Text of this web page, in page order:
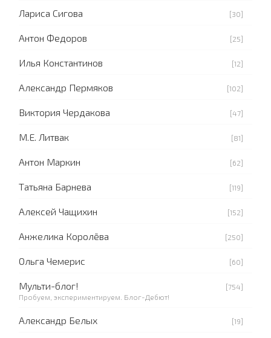
Лариса Сигова [30]
Антон Федоров [25]
Илья Константинов [12]
Александр Пермяков [102]
Виктория Чердакова [47]
М.Е. Литвак [81]
Антон Маркин [62]
Татьяна Барнева [119]
Алексей Чащихин [152]
Анжелика Королёва [250]
Ольга Чемерис [60]
Мульти-блог!
[754]
Пробуем, экспериментируем. Блог-Дебют!
Александр Белых [19]